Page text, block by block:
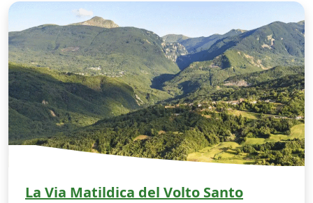
La Via Matildica del Volto Santo